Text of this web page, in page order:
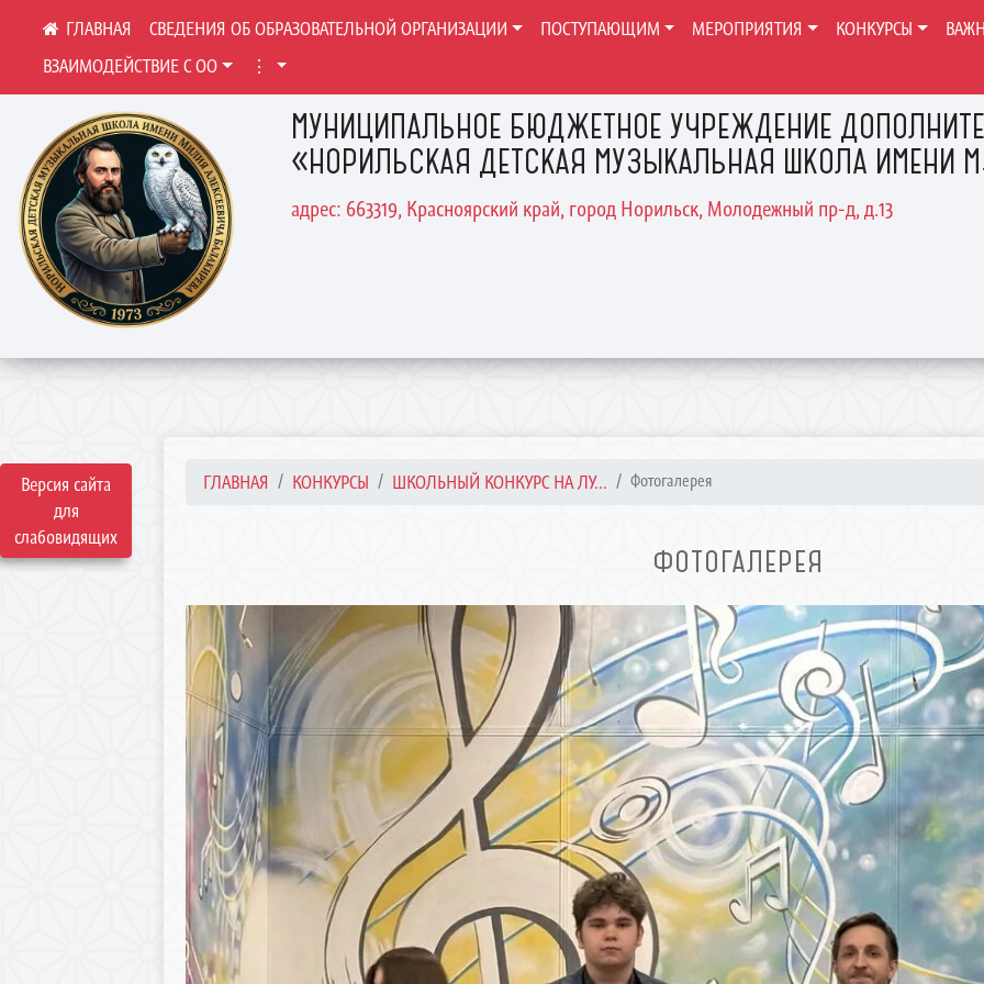
Версия сайта
для
слабовидящих
МУНИЦИПАЛЬНОЕ БЮДЖЕТНОЕ УЧРЕЖДЕНИЕ
«НОРИЛЬСКАЯ ДЕТСКАЯ МУЗЫКАЛЬНАЯ ШКОЛА ИМЕНИ
адрес: 663319, Красноярский край, город Норильск, Молодежный пр-д, д.13
СВЕДЕНИЯ ОБ ОБРАЗОВАТЕЛЬНОЙ ОРГАНИЗАЦИИ ПОСТУПАЮЩИМ МЕРОПРИЯТИЯ КОНКУРСЫ
ВЗАИМОДЕЙСТВИЕ С ОО
⋮
ГЛАВНАЯ КОНКУРСЫ ШКОЛЬНЫЙ КОНКУРС НА ЛУ... Фотогалерея
ФОТОГАЛЕРЕЯ